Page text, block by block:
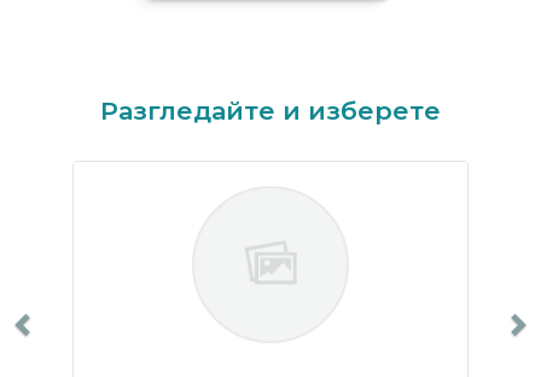
Разгледайте и изберете